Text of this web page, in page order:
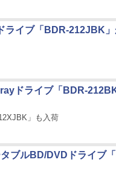
ライブ「BDR-212JBK
ドライブ「BDR-
」も入荷
ブルBD/DVDドライブ